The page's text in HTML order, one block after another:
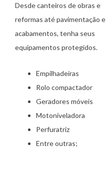
Desde canteiros de obras e
reformas até pavimentação e
acabamentos, tenha seus
equipamentos protegidos.
Empilhadeiras
Rolo compactador
Geradores móveis
Motoniveladora
Perfuratriz
Entre outras;